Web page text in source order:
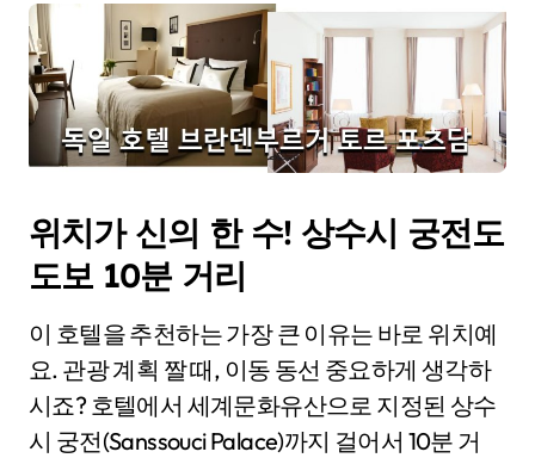
위치가 신의 한 수! 상수시 궁전도
도보 10분 거리
이 호텔을 추천하는 가장 큰 이유는 바로 위치예
요. 관광 계획 짤 때, 이동 동선 중요하게 생각하
시죠? 호텔에서 세계문화유산으로 지정된 상수
시 궁전(Sanssouci Palace)까지 걸어서 10분 거